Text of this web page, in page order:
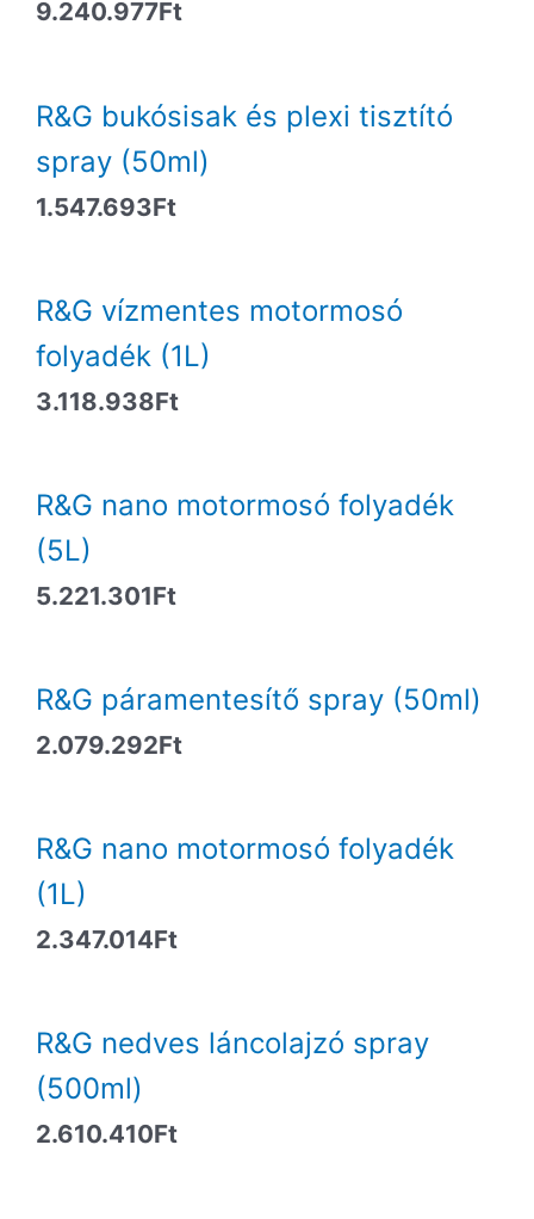
9.240.977Ft
R&G bukósisak és plexi tisztító
spray (50ml)
1.547.693Ft
R&G vízmentes motormosó
folyadék (1L)
3.118.938Ft
R&G nano motormosó folyadék
(5L)
5.221.301Ft
R&G páramentesítő spray (50ml)
2.079.292Ft
R&G nano motormosó folyadék
(1L)
2.347.014Ft
R&G nedves láncolajzó spray
(500ml)
2.610.410Ft